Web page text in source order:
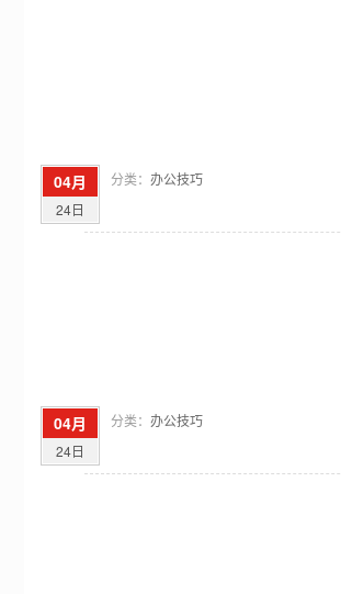
04月
24日
分类： 办公技巧
04月
24日
分类： 办公技巧